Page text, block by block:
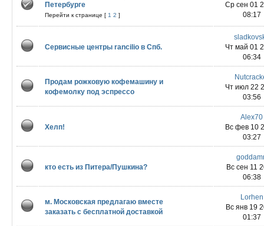
Петербурге
Перейти к странице [ 1 2 ]
Ср сен 01
08:17
Сервисные центры rancilio в Спб.
Чт май 01
06:34
Продам рожковую кофемашину и
кофемолку под эспрессо
Чт июл 22
03:56
Хелп!
Alex70
Вс фев 10
03:27
кто есть из Питера/Пушкина?
Вс сен 11
06:38
м. Московская предлагаю вместе
заказать с бесплатной доставкой
Lorhen
Вс янв 19
01:37